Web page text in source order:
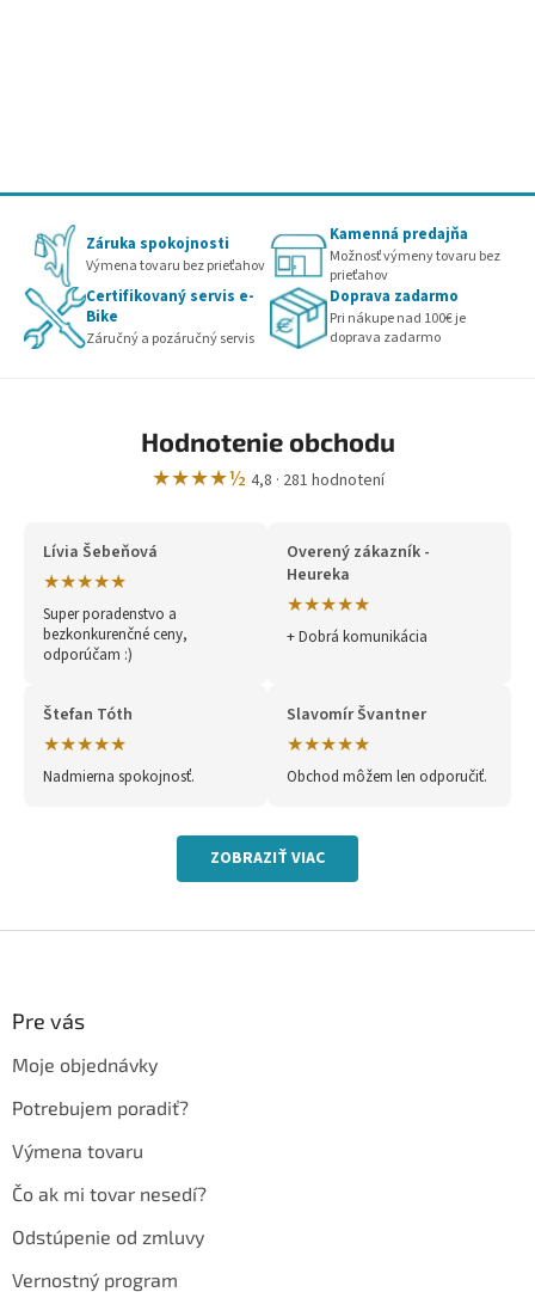
Záruka spokojnosti
Výmena tovaru bez prieťahov
Kamenná predajňa
Možnosť výmeny tovaru bez
prieťahov
Certifikovaný servis e-
Bike
Záručný a pozáručný servis
Doprava zadarmo
Pri nákupe nad 100€ je
doprava zadarmo
Hodnotenie obchodu
★★★★½ 4,8 · 281 hodnotení
Lívia Šebeňová
★★★★★
Super poradenstvo a
bezkonkurenčné ceny,
odporúčam :)
Overený zákazník -
Heureka
★★★★★
+ Dobrá komunikácia
Štefan Tóth
★★★★★
Nadmierna spokojnosť.
Slavomír Švantner
★★★★★
Obchod môžem len odporučiť.
ZOBRAZIŤ VIAC
Pre vás
Moje objednávky
Potrebujem poradiť?
Výmena tovaru
Čo ak mi tovar nesedí?
Odstúpenie od zmluvy
Vernostný program